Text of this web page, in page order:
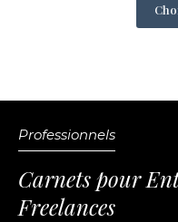
Professionnels
Carnets pour
Freelances